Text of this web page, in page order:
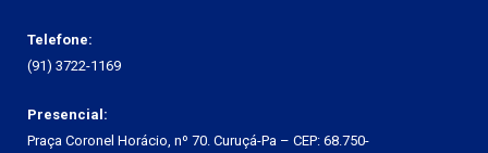
Telefone:
(91) 3722-1169
Presencial:
Praça Coronel Horácio, nº 70. Curuçá-Pa – CEP: 68.750-